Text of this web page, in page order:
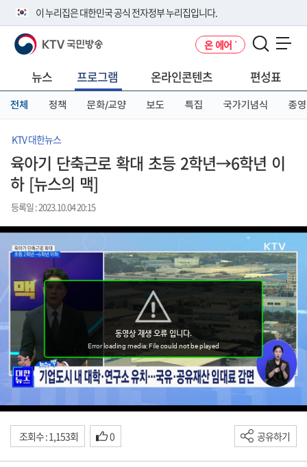
이 누리집은 대한민국 공식 전자정부 누리집입니다.
공식 누리집 주소 확인하기
니다.
이밖에 or.kr 또는 .kr등 다른 도메인 주소를 사용하고 있다면 아래 URL에
서 도메인 주소를 확인해 보세요
KTV 국민방송 온 에어
뉴스 프로그램 온라인콘텐츠 편성표
전체 정책 문화/교양 보도 특집 국가기념식 종영
KTV 대한뉴스
육아기 단축근로 확대 초등 2학년→6학년 이
하 [뉴스의 맥]
등록일 : 2023.10.04 20:15
조회수 : 1,153회 0 공유하기